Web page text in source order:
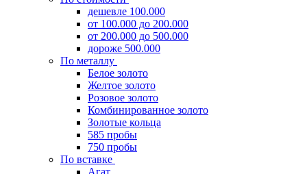
дешевле 100.000
от 100.000 до 200.000
от 200.000 до 500.000
дороже 500.000
По металлу
Белое золото
Желтое золото
Розовое золото
Комбинированное золото
Золотые кольца
585 пробы
750 пробы
По вставке
Агат